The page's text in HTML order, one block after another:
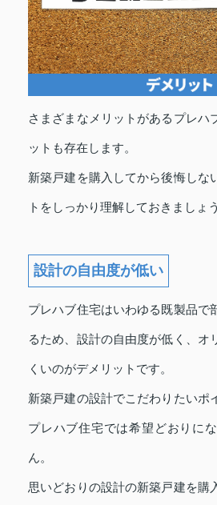
さまざまなメリットがあるプレハ
ットも存在します。
新築戸建を購入してから後悔しな
トをしっかり理解しておきましょう
設計の自由度が低い
プレハブ住宅はいわゆる既製品で
るため、設計の自由度が低く、オ
くいのがデメリットです。
新築戸建の設計でこだわりたいポ
プレハブ住宅では希望どおりに
ん。
思いどおりの設計の新築戸建を購